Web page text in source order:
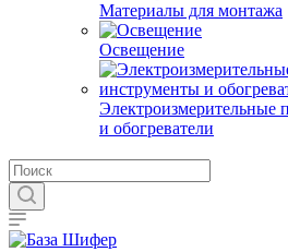
Материалы для монтажа
Освещение
Электроизмерительные
и обогреватели